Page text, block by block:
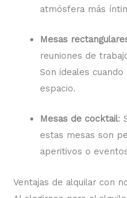
atmósfera más
Mesas
reuniones de
Son ideales
espacio.
Mesas de cocktail:
estas mesas son
aperitivos o
Ventajas de alquilar con